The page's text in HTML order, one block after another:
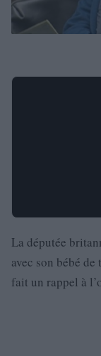
La députée
avec son bébé
fait un rappel à